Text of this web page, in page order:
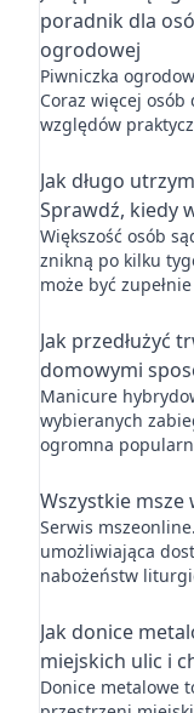
poradnik dla
ogrodowej
Piwniczka
Coraz więcej
względów
Jak długo
Sprawdź, kiedy
Większość osób
znikną po kilku
może być
Jak przedłużyć
domowymi
Manicure
wybieranych
ogromna
Wszystkie msze
Serwis
umożliwiająca
nabożeństw
Jak donice
miejskich ulic i
Donice metalowe